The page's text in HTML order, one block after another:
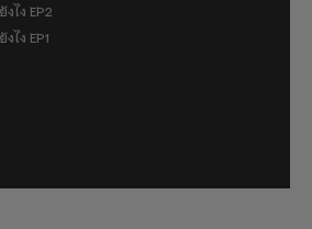
ไง EP2
ไง EP1